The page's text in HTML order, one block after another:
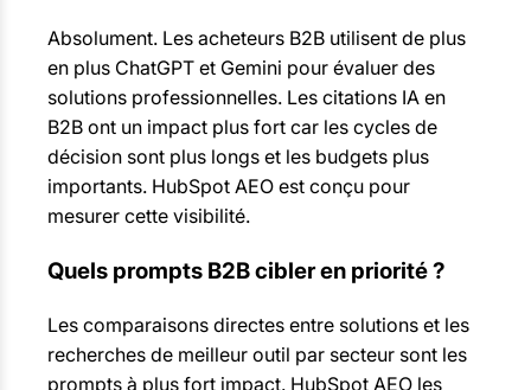
Absolument. Les acheteurs B2B utilisent de plus
en plus ChatGPT et Gemini pour évaluer des
solutions professionnelles. Les citations IA en
B2B ont un impact plus fort car les cycles de
décision sont plus longs et les budgets plus
importants. HubSpot AEO est conçu pour
mesurer cette visibilité.
Quels prompts B2B cibler en priorité ?
Les comparaisons directes entre solutions et les
recherches de meilleur outil par secteur sont les
prompts à plus fort impact. HubSpot AEO les